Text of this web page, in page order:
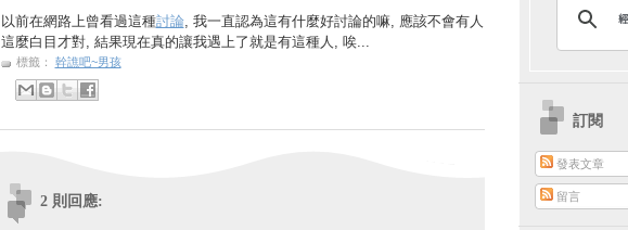
以前在網路上曾看過這種討論, 我一直認為這有什麼好討論的嘛, 應該不會有人
這麼白目才對, 結果現在真的讓我遇上了就是有這種人, 唉...
標籤： 幹譙吧~男孩
2 則回應:
訂閱
發表文章
留言